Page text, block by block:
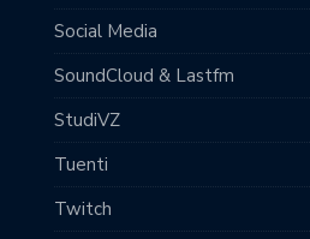
Social Media
SoundCloud & Lastfm
StudiVZ
Tuenti
Twitch